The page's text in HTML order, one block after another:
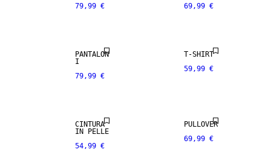
79,99 €
69,99 €
PREMIUM
PANTALON
I
79,99 €
PREMIUM
T-SHIRT
59,99 €
VERA PELLE
PREMIUM
CINTURA
IN PELLE
54,99 €
100% LANA
MERINO
PULLOVER
69,99 €
VERA PELLE
PREMIUM
VERA PELLE